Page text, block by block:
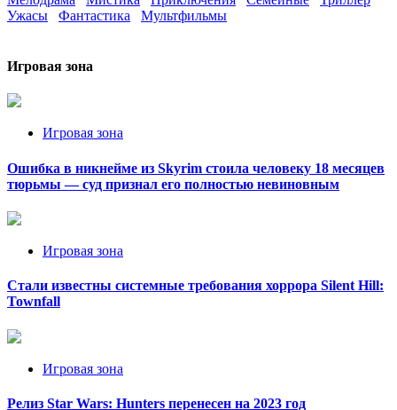
Ужасы
Фантастика Мультфильмы
Игровая зона
Игровая зона
Ошибка в никнейме из Skyrim стоила человеку 18 месяцев
тюрьмы — суд признал его полностью невиновным
Игровая зона
Стали известны системные требования хоррора Silent Hill:
Townfall
Игровая зона
Релиз Star Wars: Hunters перенесен на 2023 год